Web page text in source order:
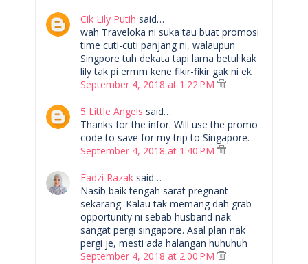
Cik Lily Putih said…
wah Traveloka ni suka tau buat promosi
time cuti-cuti panjang ni, walaupun
Singpore tuh dekata tapi lama betul kak
lily tak pi ermm kene fikir-fikir gak ni ek
September 4, 2018 at 1:22 PM
5 Little Angels said…
Thanks for the infor. Will use the promo
code to save for my trip to Singapore.
September 4, 2018 at 1:40 PM
Fadzi Razak said…
Nasib baik tengah sarat pregnant
sekarang. Kalau tak memang dah grab
opportunity ni sebab husband nak
sangat pergi singapore. Asal plan nak
pergi je, mesti ada halangan huhuhuh
September 4, 2018 at 2:00 PM